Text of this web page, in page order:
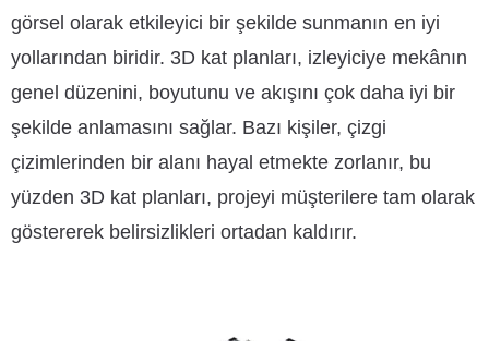
görsel olarak etkileyici bir şekilde sunmanın en iyi
yollarından biridir. 3D kat planları, izleyiciye mekânın
genel düzenini, boyutunu ve akışını çok daha iyi bir
şekilde anlamasını sağlar. Bazı kişiler, çizgi
çizimlerinden bir alanı hayal etmekte zorlanır, bu
yüzden 3D kat planları, projeyi müşterilere tam olarak
göstererek belirsizlikleri ortadan kaldırır.